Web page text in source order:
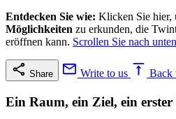
Entdecken Sie wie: Klicken Sie hier,
Möglichkeiten zu erkunden, die
eröffnen kann. Scrollen Sie nach
Share Write to us Back
Ein Raum, ein Ziel, ein